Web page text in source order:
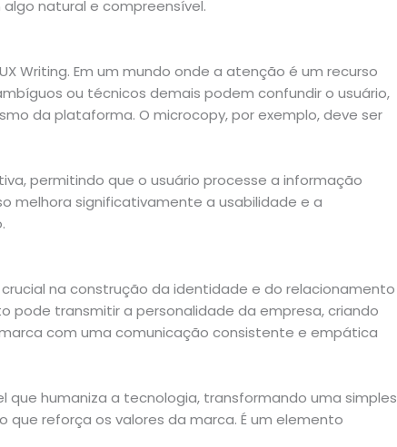
natural e compreensível.
Writing. Em um mundo onde a atenção é um recurso
ou técnicos demais podem confundir o usuário,
da plataforma. O microcopy, por exemplo, deve ser
permitindo que o usuário processe a informação
melhora significativamente a usabilidade e a
na construção da identidade e do relacionamento
pode transmitir a personalidade da empresa, criando
com uma comunicação consistente e empática
que humaniza a tecnologia, transformando uma simples
reforça os valores da marca. É um elemento